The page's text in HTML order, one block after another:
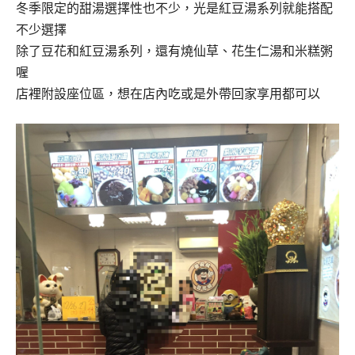
冬季限定的甜湯選擇性也不少，光是紅豆湯系列就能搭配
不少選擇
除了豆花和紅豆湯系列，還有燒仙草、花生仁湯和米糕粥
喔
店裡附設座位區，想在店內吃或是外帶回家享用都可以